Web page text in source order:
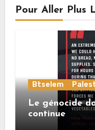
Pour Aller Plus
Btselem
Le génocide
continue